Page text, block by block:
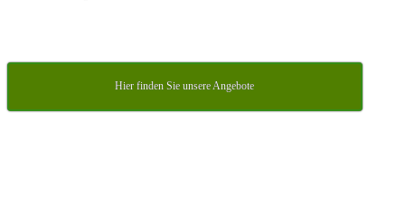
Hier finden Sie unsere Angebote